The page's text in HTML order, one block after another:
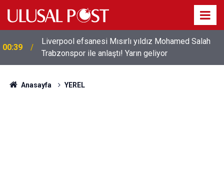
00:39
Liverpool efsanesi Mısırlı yıldız Mohamed Salah
Trabzonspor ile anlaştı! Yarın geliyor
Anasayfa YEREL